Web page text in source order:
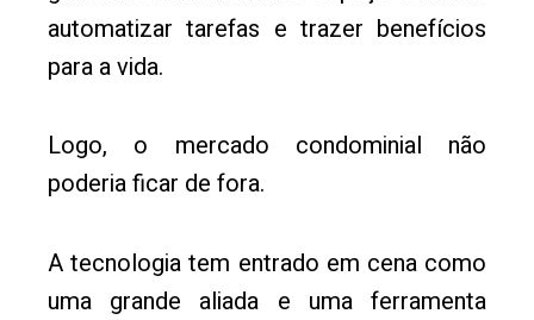
automatizar tarefas e trazer benefícios
para a vida.
Logo, o mercado condominial não
poderia ficar de fora.
A tecnologia tem entrado em cena como
uma grande aliada e uma ferramenta